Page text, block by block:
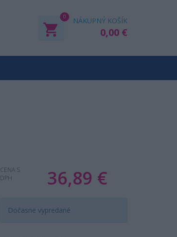
NÁKUPNÝ KOŠÍK
0,00 €
0
CENA S
DPH
36,89 €
Dočasne vypredané